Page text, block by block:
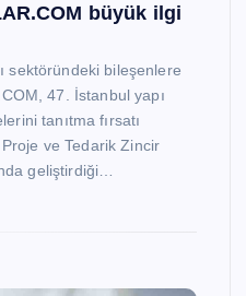
büyük ilgi
sektöründeki bileşenlere
47. İstanbul yapı
tanıtma fırsatı
ve Tedarik Zincir
geliştirdiği…